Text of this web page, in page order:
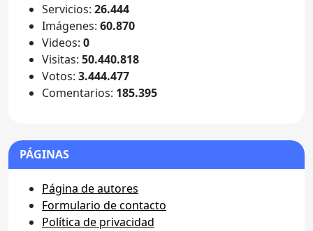
Servicios: 26.444
Imágenes: 60.870
Videos: 0
Visitas: 50.440.818
Votos: 3.444.477
Comentarios: 185.395
PÁGINAS
Página de autores
Formulario de contacto
Política de privacidad